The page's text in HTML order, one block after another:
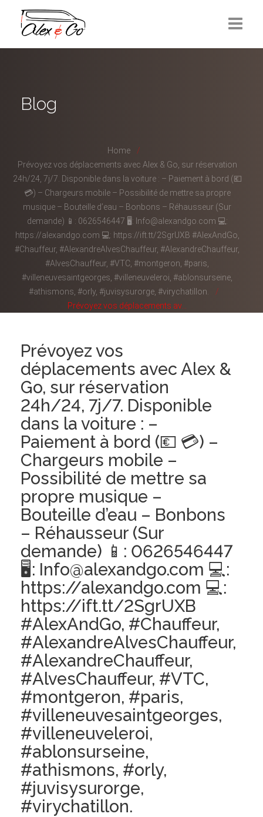
Contactez-nous
Blog
Home
Prévoyez vos déplacements avec Alex & Go, sur réservation
24h/24, 7j/7. Disponible dans la voiture : – Paiement à bord (💶
💳) – Chargeurs mobile – Possibilité de mettre sa propre
musique – Bouteille d’eau – Bonbons – Réhausseur (Sur
demande) 📱: 0626546447 🖥: Info@alexandgo.com 💻:
https://alexandgo.com 💻: https://ift.tt/2SgrUXB #AlexAndGo,
#Chauffeur, #AlexandreAlvesChauffeur, #AlexandreChauffeur,
#AlvesChauffeur, #VTC, #montgeron, #paris,
#villeneuvesaintgeorges, #villeneuveleroi, #ablonsurseine,
#athismons, #orly, #juvisysurorge, #virychatillon.
Prévoyez vos déplacements av...
Prévoyez vos
déplacements avec Alex &
Go, sur réservation
24h/24, 7j/7. Disponible
dans la voiture : –
Paiement à bord (💶 💳) –
Chargeurs mobile –
Possibilité de mettre sa
propre musique –
Bouteille d’eau – Bonbons
– Réhausseur (Sur
demande) 📱: 0626546447
🖥: Info@alexandgo.com 💻:
https://alexandgo.com 💻:
https://ift.tt/2SgrUXB
#AlexAndGo, #Chauffeur,
#AlexandreAlvesChauffeur,
#AlexandreChauffeur,
#AlvesChauffeur, #VTC,
#montgeron, #paris,
#villeneuvesaintgeorges,
#villeneuveleroi,
#ablonsurseine,
#athismons, #orly,
#juvisysurorge,
#virychatillon.